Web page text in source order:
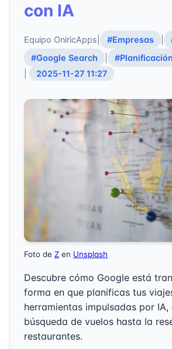
con IA
Equipo OniricApps #Empresas
#Google Search
#Planificación
2025-11-27 11:27
Foto de Z en Unsplash
Descubre cómo Google está
forma en que planificas tus
herramientas impulsadas por IA,
búsqueda de vuelos hasta la
restaurantes.